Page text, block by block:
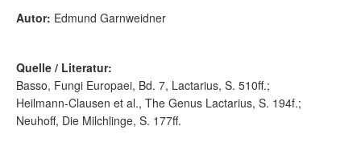
Autor: Edmund Garnweidner
Quelle / Literatur:
Basso, Fungi Europaei, Bd. 7, Lactarius, S. 510ff.;
Heilmann-Clausen et al., The Genus Lactarius, S. 194f.;
Neuhoff, Die Milchlinge, S. 177ff.